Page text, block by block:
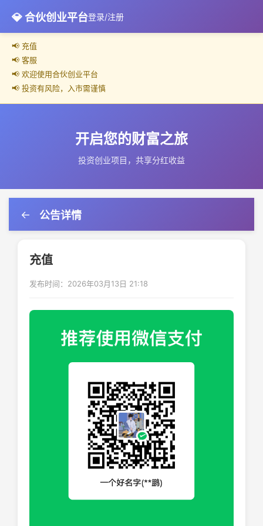
💎 合伙创业平台登录/注册
📢 充值
📢 客服
📢 欢迎使用合伙创业平台
📢 投资有风险，入市需谨慎
开启您的财富之旅
投资创业项目，共享分红收益
← 公告详情
充值
发布时间：2026年03月13日 21:18